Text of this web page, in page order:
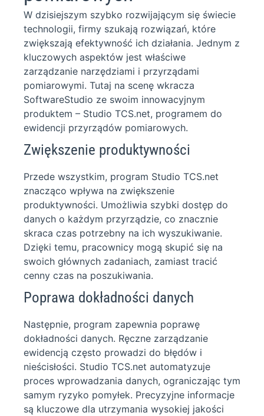
W dzisiejszym szybko rozwijającym się świecie
technologii, firmy szukają rozwiązań, które
zwiększają efektywność ich działania. Jednym z
kluczowych aspektów jest właściwe
zarządzanie narzędziami i przyrządami
pomiarowymi. Tutaj na scenę wkracza
SoftwareStudio ze swoim innowacyjnym
produktem – Studio TCS.net, programem do
ewidencji przyrządów pomiarowych.
Zwiększenie produktywności
Przede wszystkim, program Studio TCS.net
znacząco wpływa na zwiększenie
produktywności. Umożliwia szybki dostęp do
danych o każdym przyrządzie, co znacznie
skraca czas potrzebny na ich wyszukiwanie.
Dzięki temu, pracownicy mogą skupić się na
swoich głównych zadaniach, zamiast tracić
cenny czas na poszukiwania.
Poprawa dokładności danych
Następnie, program zapewnia poprawę
dokładności danych. Ręczne zarządzanie
ewidencją często prowadzi do błędów i
nieścisłości. Studio TCS.net automatyzuje
proces wprowadzania danych, ograniczając tym
samym ryzyko pomyłek. Precyzyjne informacje
są kluczowe dla utrzymania wysokiej jakości